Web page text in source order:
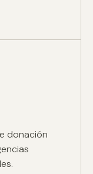
donación